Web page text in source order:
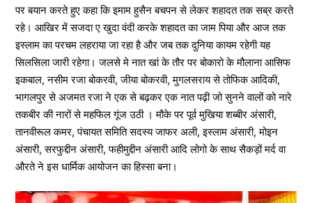
पर बयान करते हुए कहा कि इमाम हुसैन बचपन से लेकर शहादत तक सब्र करते
रहे। आखिर में सजदा ए खुदा वंदी करके शहादत का जाम पिया और आज तक
इस्लाम का परचम लहराया जा रहा है और जब तक दुनिया कायम रहेगी यह
सिलसिला जारी रहेगा। जलसे मे नात खां के तौर पर बोकारो के मौलाना आसिफ
इकबाल, नसीम रजा बोकरवी, जीया बोकरवी, मुगलसराय से तोफिक आदिकी,
भागलपुर से अजमत रजा ने एक से बढ़कर एक नात पढ़ी जो सुनने वालों को नारे
तकबीर की नारों से महफिल गूंज उठी । मौके पर पूर्व मुखिया शब्बीर अंसारी,
तानवीरूल कमर, पंचायत समिति सदस्य जाफर अली, इस्लाम अंसारी, मोइन
अंसारी, सरफुद्दीन अंसारी, फहीमुद्दीन अंसारी आदि लोगो के साथ सैकड़ों मर्द वा
औरते ने इस धार्मिक आयोजन का हिस्सा बना।